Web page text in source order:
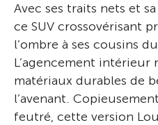
Avec ses traits nets et
ce SUV crossovérisant
l’ombre à ses cousins
L’agencement intérieur
matériaux durables de
l’avenant.
feutré, cette version